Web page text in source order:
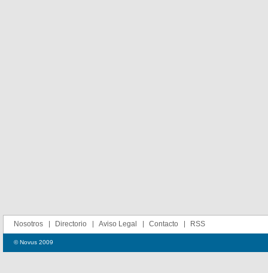
Nosotros Directorio Aviso Legal Contacto RSS
© Novus 2009